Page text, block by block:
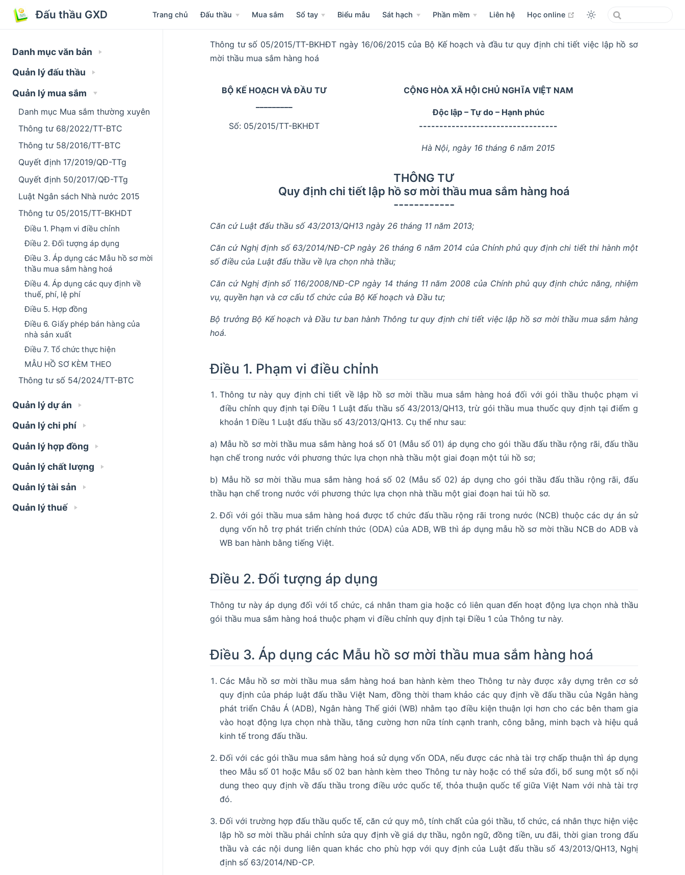
Đấu thầu GXD Trang chủ Đấu thầu Mua sắm Sổ tay Biểu mẫu Sát hạch Phần mềm Liên hệ Học online open in new window
Danh mục văn bản
Quản lý đấu thầu
Quản lý mua sắm
Danh mục Mua sắm thường xuyên
Thông tư 68/2022/TT-BTC
Thông tư 58/2016/TT-BTC
Quyết định 17/2019/QĐ-TTg
Quyết định 50/2017/QĐ-TTg
Luật Ngân sách Nhà nước 2015
Thông tư 05/2015/TT-BKHDT
Điều 1. Phạm vi điều chỉnh
Điều 2. Đối tượng áp dụng
Điều 3. Áp dụng các Mẫu hồ sơ mời
thầu mua sắm hàng hoá
Điều 4. Áp dụng các quy định về
thuế, phí, lệ phí
Điều 5. Hợp đồng
Điều 6. Giấy phép bán hàng của
nhà sản xuất
Điều 7. Tổ chức thực hiện
MẪU HỒ SƠ KÈM THEO
Thông tư số 54/2024/TT-BTC
Quản lý dự án
Quản lý chi phí
Quản lý hợp đồng
Quản lý chất lượng
Quản lý tài sản
Quản lý thuế
Thông tư số 05/2015/TT-BKHĐT ngày 16/06/2015 của Bộ Kế hoạch và đầu tư quy định chi tiết việc lập hồ sơ
mời thầu mua sắm hàng hoá
BỘ KẾ HOẠCH VÀ ĐẦU TƯ
Số: 05/2015/TT-BKHĐT
CỘNG HÒA XÃ HỘI CHỦ NGHĨA VIỆT NAM
Độc lập – Tự do – Hạnh phúc
----------------------------------
Hà Nội, ngày 16 tháng 6 năm 2015
THÔNG TƯ
Quy định chi tiết lập hồ sơ mời thầu mua sắm hàng hoá
------------
Căn cứ Luật đấu thầu số 43/2013/QH13 ngày 26 tháng 11 năm 2013;
Căn cứ Nghị định số 63/2014/NĐ-CP ngày 26 tháng 6 năm 2014 của Chính phủ quy định chi tiết thi hành một
số điều của Luật đấu thầu về lựa chọn nhà thầu;
Căn cứ Nghị định số 116/2008/NĐ-CP ngày 14 tháng 11 năm 2008 của Chính phủ quy định chức năng, nhiệm
vụ, quyền hạn và cơ cấu tổ chức của Bộ Kế hoạch và Đầu tư;
Bộ trưởng Bộ Kế hoạch và Đầu tư ban hành Thông tư quy định chi tiết việc lập hồ sơ mời thầu mua sắm hàng
hoá.
Điều 1. Phạm vi điều chỉnh
Thông tư này quy định chi tiết về lập hồ sơ mời thầu mua sắm hàng hoá đối với gói thầu thuộc phạm vi
điều chỉnh quy định tại Điều 1 Luật đấu thầu số 43/2013/QH13, trừ gói thầu mua thuốc quy định tại điểm g
khoản 1 Điều 1 Luật đấu thầu số 43/2013/QH13. Cụ thể như sau:
a) Mẫu hồ sơ mời thầu mua sắm hàng hoá số 01 (Mẫu số 01) áp dụng cho gói thầu đấu thầu rộng rãi, đấu thầu
hạn chế trong nước với phương thức lựa chọn nhà thầu một giai đoạn một túi hồ sơ;
b) Mẫu hồ sơ mời thầu mua sắm hàng hoá số 02 (Mẫu số 02) áp dụng cho gói thầu đấu thầu rộng rãi, đấu
thầu hạn chế trong nước với phương thức lựa chọn nhà thầu một giai đoạn hai túi hồ sơ.
Đối với gói thầu mua sắm hàng hoá được tổ chức đấu thầu rộng rãi trong nước (NCB) thuộc các dự án sử
dụng vốn hỗ trợ phát triển chính thức (ODA) của ADB, WB thì áp dụng mẫu hồ sơ mời thầu NCB do ADB và
WB ban hành bằng tiếng Việt.
Điều 2. Đối tượng áp dụng
Thông tư này áp dụng đối với tổ chức, cá nhân tham gia hoặc có liên quan đến hoạt động lựa chọn nhà thầu
gói thầu mua sắm hàng hoá thuộc phạm vi điều chỉnh quy định tại Điều 1 của Thông tư này.
Điều 3. Áp dụng các Mẫu hồ sơ mời thầu mua sắm hàng hoá
Các Mẫu hồ sơ mời thầu mua sắm hàng hoá ban hành kèm theo Thông tư này được xây dựng trên cơ sở
quy định của pháp luật đấu thầu Việt Nam, đồng thời tham khảo các quy định về đấu thầu của Ngân hàng
phát triển Châu Á (ADB), Ngân hàng Thế giới (WB) nhằm tạo điều kiện thuận lợi hơn cho các bên tham gia
vào hoạt động lựa chọn nhà thầu, tăng cường hơn nữa tính cạnh tranh, công bằng, minh bạch và hiệu quả
kinh tế trong đấu thầu.
Đối với các gói thầu mua sắm hàng hoá sử dụng vốn ODA, nếu được các nhà tài trợ chấp thuận thì áp dụng
theo Mẫu số 01 hoặc Mẫu số 02 ban hành kèm theo Thông tư này hoặc có thể sửa đổi, bổ sung một số nội
dung theo quy định về đấu thầu trong điều ước quốc tế, thỏa thuận quốc tế giữa Việt Nam với nhà tài trợ
đó.
Đối với trường hợp đấu thầu quốc tế, căn cứ quy mô, tính chất của gói thầu, tổ chức, cá nhân thực hiện việc
lập hồ sơ mời thầu phải chỉnh sửa quy định về giá dự thầu, ngôn ngữ, đồng tiền, ưu đãi, thời gian trong đấu
thầu và các nội dung liên quan khác cho phù hợp với quy định của Luật đấu thầu số 43/2013/QH13, Nghị
định số 63/2014/NĐ-CP.